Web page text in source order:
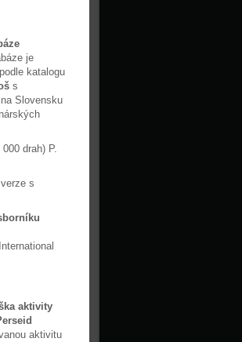
je
katalogu
s
Slovensku
drah) P.
s
aktivity
aktivitu